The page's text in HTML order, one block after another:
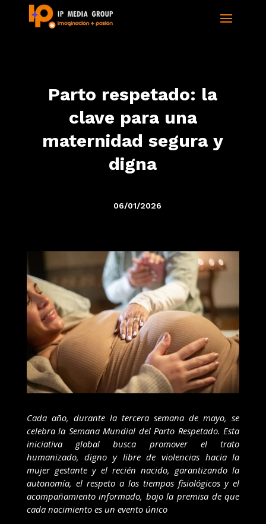
Parto respetado: la
clave para una
maternidad segura y
digna
06/01/2026
Cada año, durante la tercera semana de mayo, se
celebra la Semana Mundial del Parto Respetado. Esta
iniciativa global busca promover el trato
humanizado, digno y libre de violencias hacia la
mujer gestante y el recién nacido, garantizando la
autonomía, el respeto a los tiempos fisiológicos y el
acompañamiento informado, bajo la premisa de que
cada nacimiento es un evento único